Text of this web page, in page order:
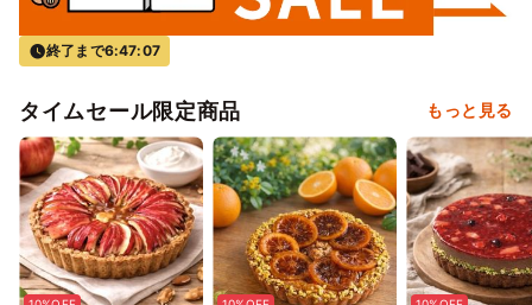
終了まで6:47:07
タイムセール限定商品 もっと見る